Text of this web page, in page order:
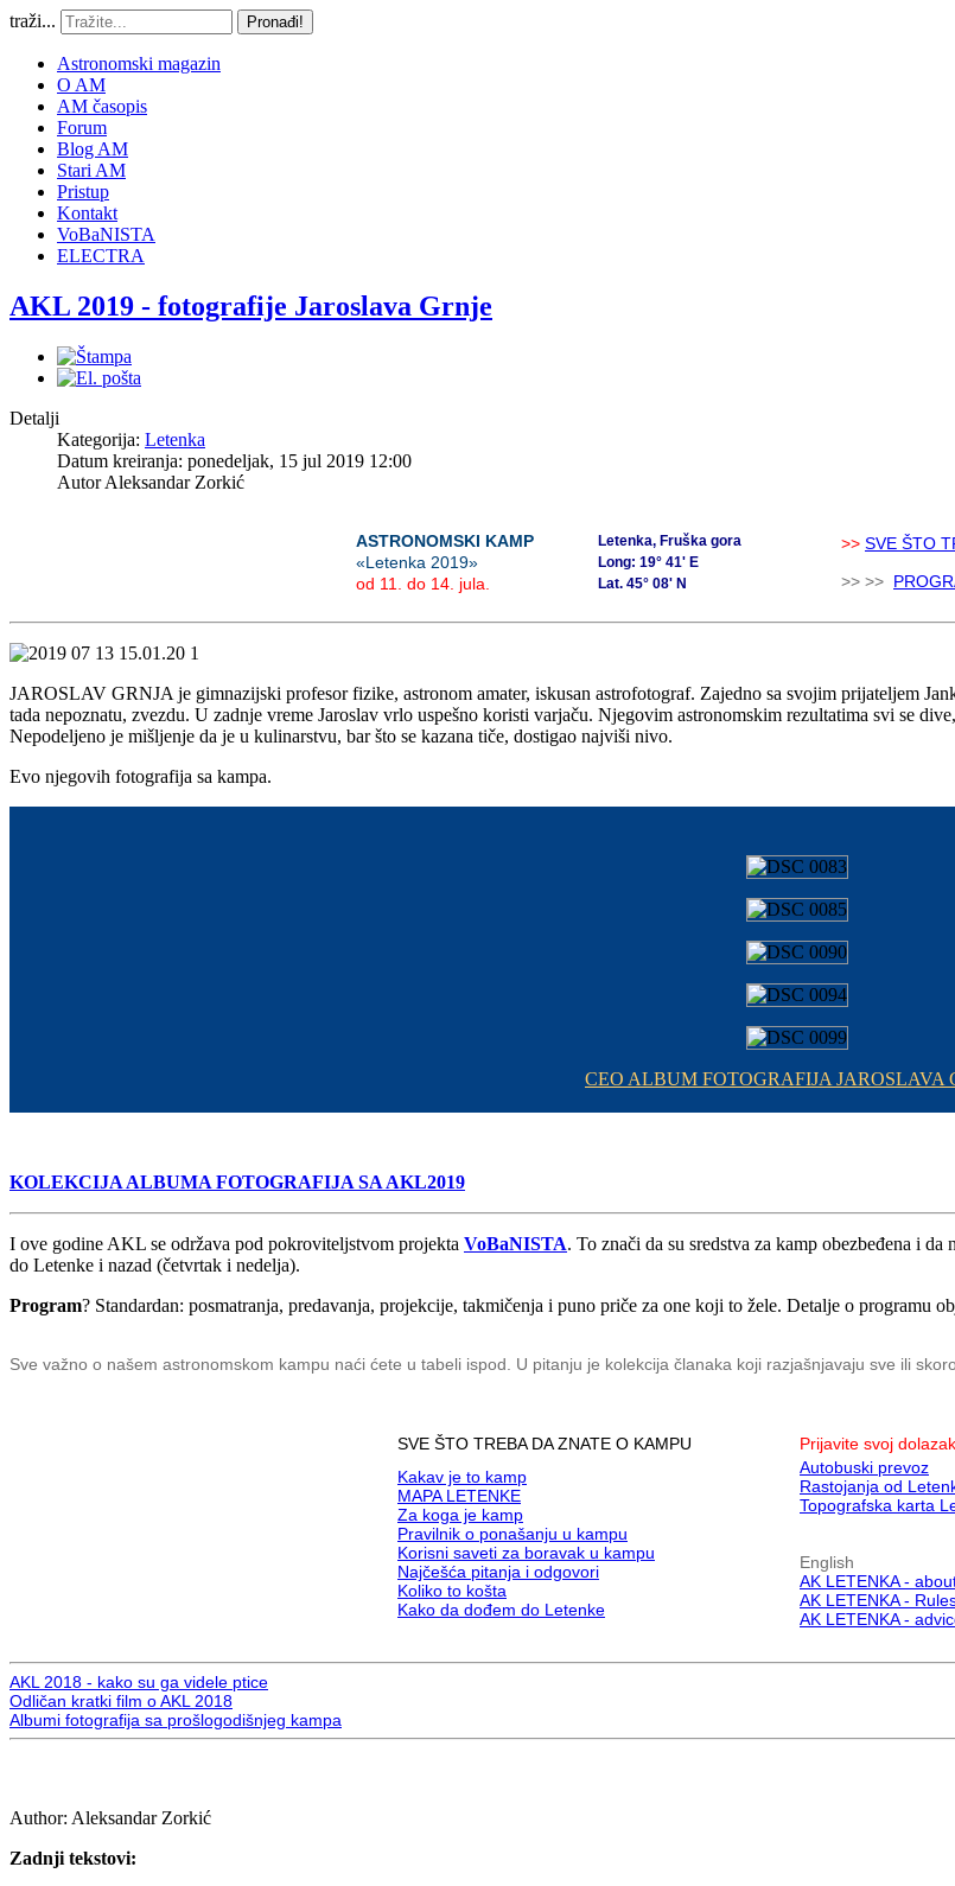
traži... Pronađi!
Astronomski magazin
O AM
AM časopis
Forum
Blog AM
Stari AM
Pristup
Kontakt
VoBaNISTA
ELECTRA
AKL 2019 - fotografije Jaroslava Grnje
Detalji
Kategorija: Letenka
Datum kreiranja: ponedeljak, 15 jul 2019 12:00
AutorAleksandar Zorkić
ASTRONOMSKI KAMP
«Letenka 2019»
od 11. do 14. jula.
Letenka, Fruška gora
Long: 19° 41' E
Lat. 45° 08' N
>> SVE ŠTO
>> >>
JAROSLAV GRNJA je gimnazijski profesor fizike, astronom amater, iskusan astrofotograf. Zajedno sa svojim prijateljem
tada nepoznatu, zvezdu. U zadnje vreme Jaroslav vrlo uspešno koristi varjaču. Njegovim astronomskim rezultatima svi se
Nepodeljeno je mišljenje da je u kulinarstvu, bar što se kazana tiče, dostigao najviši nivo.
Evo njegovih fotografija sa kampa.
CEO ALBUM FOTOGRAFIJA JAROSLAVA
KOLEKCIJA ALBUMA FOTOGRAFIJA SA AKL2019
I ove godine AKL se održava pod pokroviteljstvom projekta VoBaNISTA. To znači da su sredstva za kamp obezbeđena i
do Letenke i nazad (četvrtak i nedelja).
Program? Standardan: posmatranja, predavanja, projekcije, takmičenja i puno priče za one koji to žele. Detalje o programu
Sve važno o našem astronomskom kampu naći ćete u tabeli ispod. U pitanju je kolekcija članaka koji razjašnjavaju sve ili
SVE ŠTO TREBA DA ZNATE O KAMPU Prijavite svoj dolazak
Kakav je to kamp
MAPA LETENKE
Za koga je kamp
Pravilnik o ponašanju u kampu
Korisni saveti za boravak u kampu
Najčešća pitanja i odgovori
Koliko to košta
Kako da dođem do Letenke
Autobuski prevoz
Rastojanja od
Topografska karta
English
AK LETENKA -
AK LETENKA -
AK LETENKA -
AKL 2018 - kako su ga videle ptice
Odličan kratki film o AKL 2018
Albumi fotografija sa prošlogodišnjeg kampa
Author: Aleksandar Zorkić
Zadnji tekstovi: